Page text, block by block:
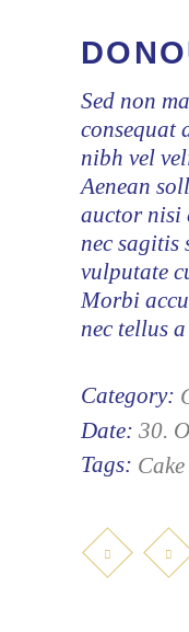
Sed non
consequat
nibh vel
Aenean
auctor nisi
nec sagitis
vulputate
Morbi
nec tellus
Category:
Date: 30.
Tags: Cake